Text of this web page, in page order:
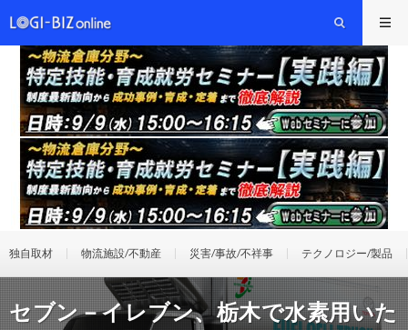
独自取材 物流施設/不動産 災害/事故/不祥事 テクノロジー/製品
セブン－イレブン、栃木で水素用いた